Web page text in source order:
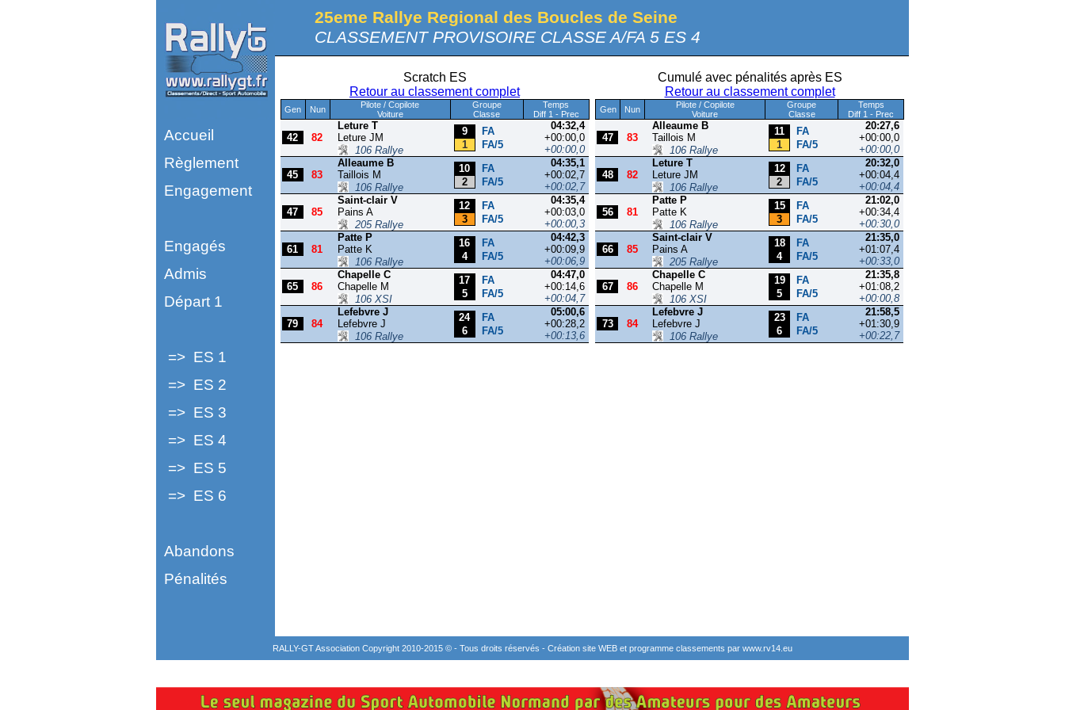
Accueil
Règlement
Engagement
Engagés
Admis
Départ 1
=> ES 1
=> ES 2
=> ES 3
=> ES 4
=> ES 5
=> ES 6
Abandons
Pénalités
25eme Rallye Regional des Boucles de Seine
CLASSEMENT PROVISOIRE CLASSE A/FA 5 ES 4
Scratch ES
Retour au classement complet
Gen Nun
Pilote / Copilote
Voiture
Groupe
Classe
Temps
Diff 1 - Prec
42 82
Leture T
Leture JM
106 Rallye
9
FA
1
FA/5
04:32,4
+00:00,0
+00:00,0
45 83
Alleaume B
Taillois M
106 Rallye
10
FA
2
FA/5
04:35,1
+00:02,7
+00:02,7
47 85
Saint-clair V
Pains A
205 Rallye
12
FA
3
FA/5
04:35,4
+00:03,0
+00:00,3
61 81
Patte P
Patte K
106 Rallye
16
FA
4
FA/5
04:42,3
+00:09,9
+00:06,9
65 86
Chapelle C
Chapelle M
106 XSI
17
FA
5
FA/5
04:47,0
+00:14,6
+00:04,7
79 84
Lefebvre J
Lefebvre J
106 Rallye
24
FA
6
FA/5
05:00,6
+00:28,2
+00:13,6
Cumulé avec pénalités après ES
Retour au classement complet
Gen Nun
Pilote / Copilote
Voiture
Groupe
Classe
Temps
Diff 1 - Prec
47 83
Alleaume B
Taillois M
106 Rallye
11
FA
1
FA/5
20:27,6
+00:00,0
+00:00,0
48 82
Leture T
Leture JM
106 Rallye
12
FA
2
FA/5
20:32,0
+00:04,4
+00:04,4
56 81
Patte P
Patte K
106 Rallye
15
FA
3
FA/5
21:02,0
+00:34,4
+00:30,0
66 85
Saint-clair V
Pains A
205 Rallye
18
FA
4
FA/5
21:35,0
+01:07,4
+00:33,0
67 86
Chapelle C
Chapelle M
106 XSI
19
FA
5
FA/5
21:35,8
+01:08,2
+00:00,8
73 84
Lefebvre J
Lefebvre J
106 Rallye
23
FA
6
FA/5
21:58,5
+01:30,9
+00:22,7
RALLY-GT Association Copyright 2010-2015 © - Tous droits réservés - Création site WEB et programme classements par www.rv14.eu